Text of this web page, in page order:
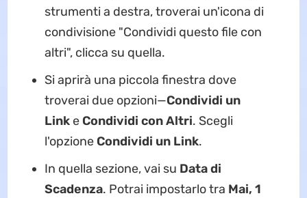
strumenti a destra, troverai un'icona di
condivisione "Condividi questo file con
altri", clicca su quella.
Si aprirà una piccola finestra dove
troverai due opzioni—Condividi un
Linke Condividi con Altri. Scegli
l'opzione Condividi un Link.
In quella sezione, vai su Data di
Scadenza. Potrai impostarlo tra Mai, 1